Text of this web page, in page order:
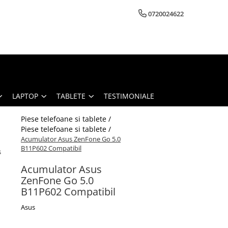
0720024622
LAPTOP TABLETE TESTIMONIALE
Piese telefoane si tablete /
Piese telefoane si tablete /
Acumulator Asus ZenFone Go 5.0
B11P602 Compatibil
Acumulator Asus
ZenFone Go 5.0
B11P602 Compatibil
Asus